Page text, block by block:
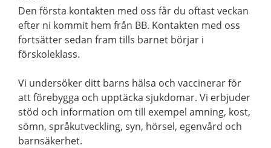
Den första kontakten med oss får du oftast veckan
efter ni kommit hem från BB. Kontakten med oss
fortsätter sedan fram tills barnet börjar i
förskoleklass.
Vi undersöker ditt barns hälsa och vaccinerar för
att förebygga och upptäcka sjukdomar. Vi erbjuder
stöd och information om till exempel amning, kost,
sömn, språkutveckling, syn, hörsel, egenvård och
barnsäkerhet.